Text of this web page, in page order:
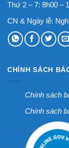
Thứ 2 – 7: 8h00 –
CN & Ngày lễ:
CHÍNH SÁCH
Chính sách
Chính sách